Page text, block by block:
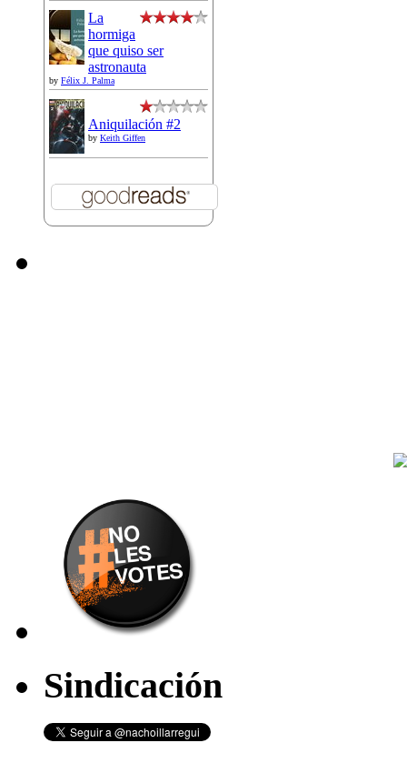
La
hormiga
que quiso ser
astronauta
by Félix J. Palma
Aniquilación #2
by Keith Giffen
Sindicación